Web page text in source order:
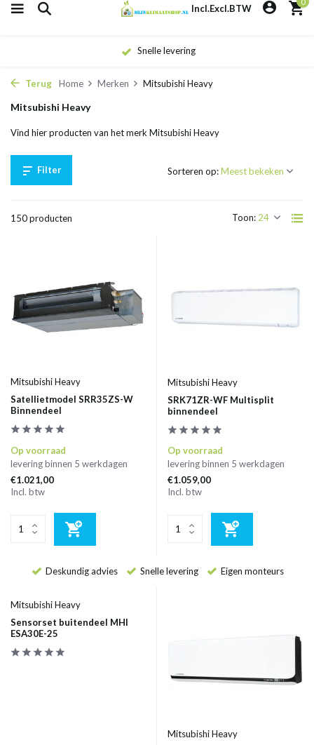
Incl.Excl.BTW
Snelle levering
Terug Home Merken Mitsubishi Heavy
Mitsubishi Heavy
Vind hier producten van het merk Mitsubishi Heavy
Filter
150 producten Toon:
Sorteren op:
Mitsubishi Heavy
Satellietmodel SRR35ZS-W
Binnendeel
Op voorraad
levering binnen 5 werkdagen
€1.021,00
Incl. btw
Mitsubishi Heavy
SRK71ZR-WF Multisplit
binnendeel
Op voorraad
levering binnen 5 werkdagen
€1.059,00
Incl. btw
Deskundig advies Snelle levering Eigen monteurs
Mitsubishi Heavy
Sensorset buitendeel MHI
ESA30E-25
Mitsubishi Heavy